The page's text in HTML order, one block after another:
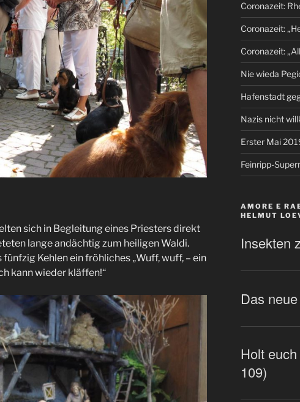
sich in Begleitung eines Priesters direkt
lange andächtig zum heiligen Waldi.
fünfzig Kehlen ein fröhliches „Wuff, wuff, – ein
kann wieder kläffen!“
Coronazeit:
Coronazeit:
Coronazeit:
Nie wieda
Hafenstadt
Nazis nicht
Erster Mai
Feinripp-
AMORE E
HELMUT
Insekten
Das
Holt
109)